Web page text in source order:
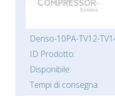
Denso-10PA-TV12-
ID Prodotto:
Disponibile:
Tempi di consegna: